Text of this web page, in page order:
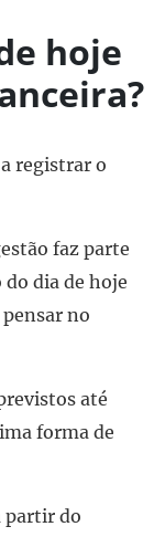
hoje
registrar o
faz parte
do dia de hoje
no
até
forma de
partir do